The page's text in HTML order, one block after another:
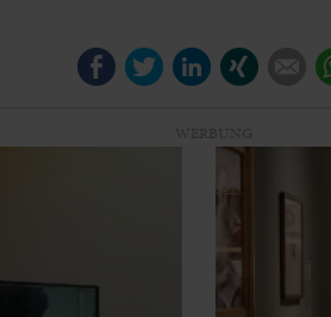
FacebookTwitterLinkedIn